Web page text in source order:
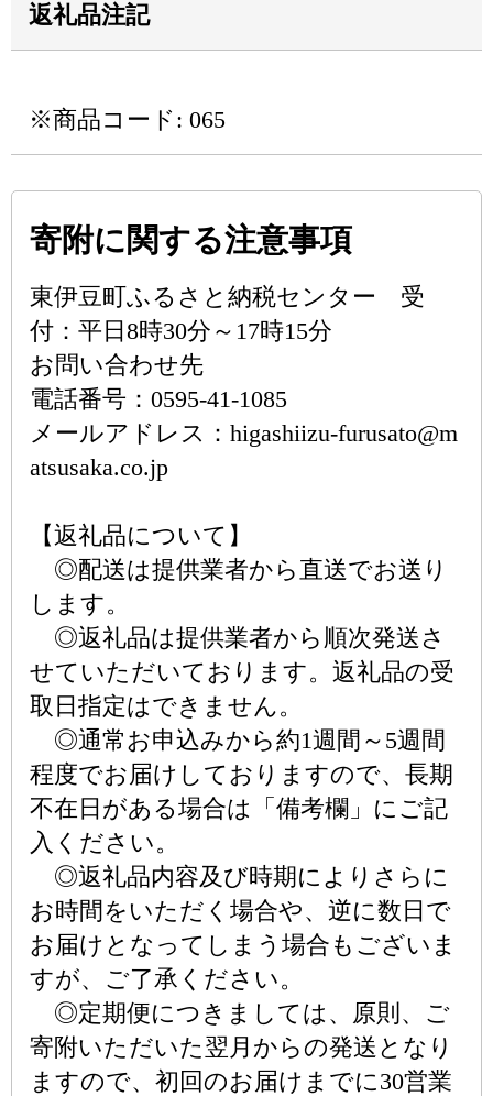
返礼品注記
※商品コード: 065
寄附に関する注意事項
東伊豆町ふるさと納税センター 受
付：平日8時30分～17時15分
お問い合わせ先
電話番号：0595-41-1085
メールアドレス：higashiizu-furusato@m
atsusaka.co.jp
【返礼品について】
◎配送は提供業者から直送でお送り
します。
◎返礼品は提供業者から順次発送さ
せていただいております。返礼品の受
取日指定はできません。
◎通常お申込みから約1週間～5週間
程度でお届けしておりますので、長期
不在日がある場合は「備考欄」にご記
入ください。
◎返礼品内容及び時期によりさらに
お時間をいただく場合や、逆に数日で
お届けとなってしまう場合もございま
すが、ご了承ください。
◎定期便につきましては、原則、ご
寄附いただいた翌月からの発送となり
ますので、初回のお届けまでに30営業